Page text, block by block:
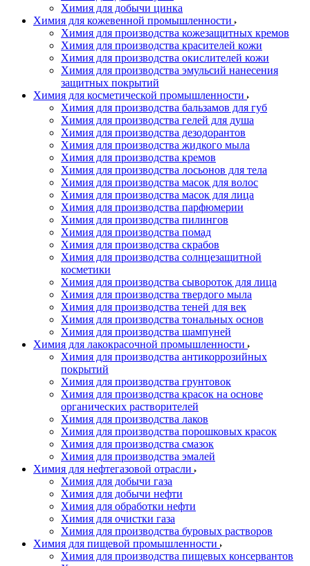
Химия для добычи цинка
Химия для кожевенной промышленности
Химия для производства кожезащитных кремов
Химия для производства красителей кожи
Химия для производства окислителей кожи
Химия для производства эмульсий нанесения
защитных покрытий
Химия для косметической промышленности
Химия для производства бальзамов для губ
Химия для производства гелей для душа
Химия для производства дезодорантов
Химия для производства жидкого мыла
Химия для производства кремов
Химия для производства лосьонов для тела
Химия для производства масок для волос
Химия для производства масок для лица
Химия для производства парфюмерии
Химия для производства пилингов
Химия для производства помад
Химия для производства скрабов
Химия для производства солнцезащитной
косметики
Химия для производства сывороток для лица
Химия для производства твердого мыла
Химия для производства теней для век
Химия для производства тональных основ
Химия для производства шампуней
Химия для лакокрасочной промышленности
Химия для производства антикоррозийных
покрытий
Химия для производства грунтовок
Химия для производства красок на основе
органических растворителей
Химия для производства лаков
Химия для производства порошковых красок
Химия для производства смазок
Химия для производства эмалей
Химия для нефтегазовой отрасли
Химия для добычи газа
Химия для добычи нефти
Химия для обработки нефти
Химия для очистки газа
Химия для производства буровых растворов
Химия для пищевой промышленности
Химия для производства пищевых консервантов